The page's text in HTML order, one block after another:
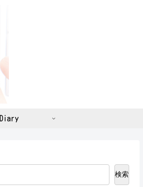
Diary
検索